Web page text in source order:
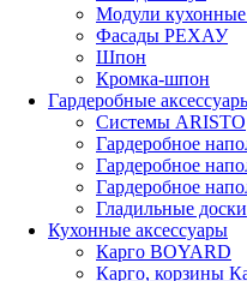
Модули кухонные
Фасады РЕХАУ
Шпон
Кромка-шпон
Гардеробные
Системы ARISTO
Гардеробное
Гардеробное
Гардеробное
Гладильные доски
Кухонные аксессуары
Карго BOYARD
Карго, корзины